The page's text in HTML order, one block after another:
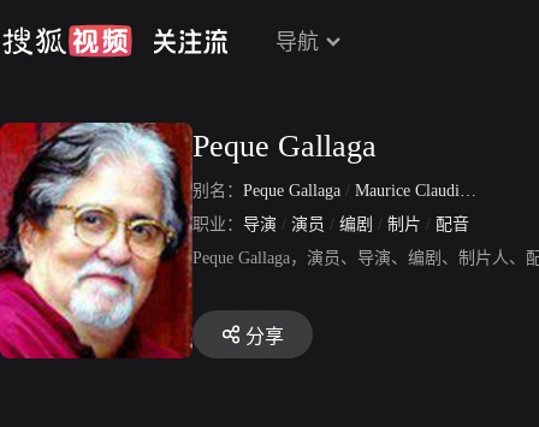
导航
Peque Gallaga
别名： Peque Gallaga / Maurice Claudio Luis Ruiz de Luzuriaga Gallaga
职业： 导演 / 演员 / 编剧 / 制片 / 配音
Peque Gallaga，演员、导演、编剧、制片人
分享